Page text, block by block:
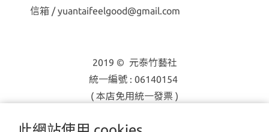
信箱 / yuantaifeelgood@gmail.com
2019 © 元泰竹藝社
統一編號 : 06140154
( 本店免用統一發票 )